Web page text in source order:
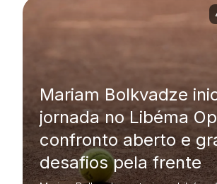
Mariam Bolkvadze
jornada no Libéma
confronto aberto e
desafios pela frente